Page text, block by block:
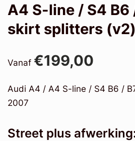
A4 S-line / S4 B6
skirt splitters (v2)
Vanaf €199,00
Audi A4 / A4 S-line / S4 B6 /
2007
Street plus